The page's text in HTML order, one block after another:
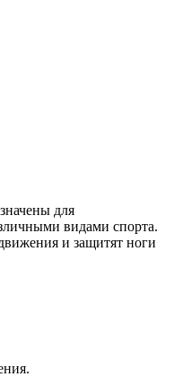
для
видами спорта.
и защитят ноги